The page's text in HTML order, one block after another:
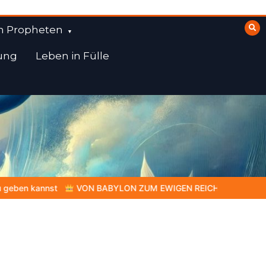
Propheten
Leben in Fülle
ZUM EWIGEN REICH | Kap.1 – Miniserie 4: Die